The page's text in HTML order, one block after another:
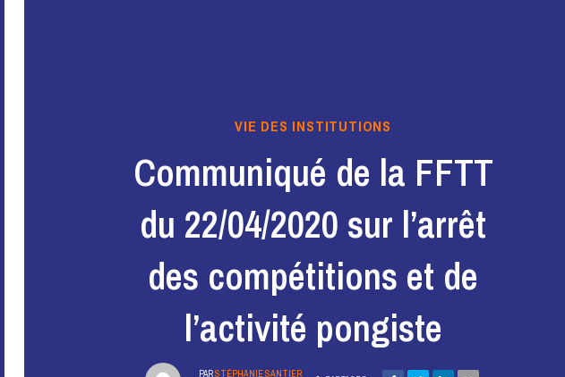
VIE DES INSTITUTIONS
Communiqué de la FFTT
du 22/04/2020 sur l’arrêt
des compétitions et de
l’activité pongiste
PARSTÉPHANIE SANTIER